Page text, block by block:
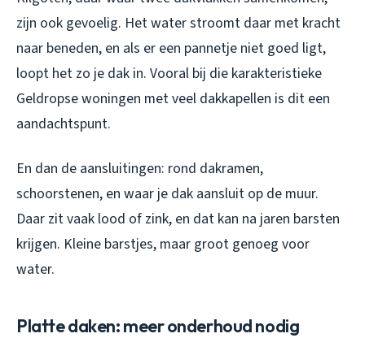
zijn ook gevoelig. Het water stroomt daar met kracht
naar beneden, en als er een pannetje niet goed ligt,
loopt het zo je dak in. Vooral bij die karakteristieke
Geldropse woningen met veel dakkapellen is dit een
aandachtspunt.
En dan de aansluitingen: rond dakramen,
schoorstenen, en waar je dak aansluit op de muur.
Daar zit vaak lood of zink, en dat kan na jaren barsten
krijgen. Kleine barstjes, maar groot genoeg voor
water.
Platte daken: meer onderhoud nodig